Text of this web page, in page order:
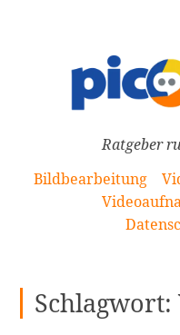
Ratgeber
Bildbearbeitung
Schlagwort: